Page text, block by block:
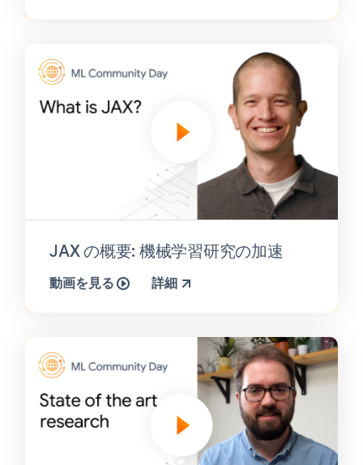
JAX の概要: 機械学習研究の加速
動画を見る 詳細